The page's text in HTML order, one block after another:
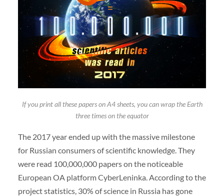
If you print all these papers on A4 sheets, you can wrap the Earth
three times on the equator
The 2017 year ended up with the massive milestone
for Russian consumers of scientific knowledge. They
were read 100,000,000 papers on the noticeable
European OA platform CyberLeninka. According to the
project statistics, 30% of science in Russia has gone